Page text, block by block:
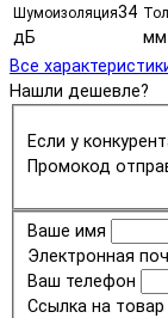
Шумоизоляция34
дБ
мм
Все
Нашли дешевле?
Если у
Промокод
Ваше имя
Электронная
Ваш телефон
Ссылка на товар